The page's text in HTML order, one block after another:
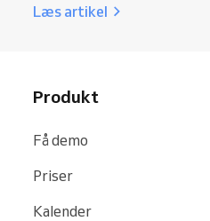
Læs artikel
Produkt
Få demo
Priser
Kalender